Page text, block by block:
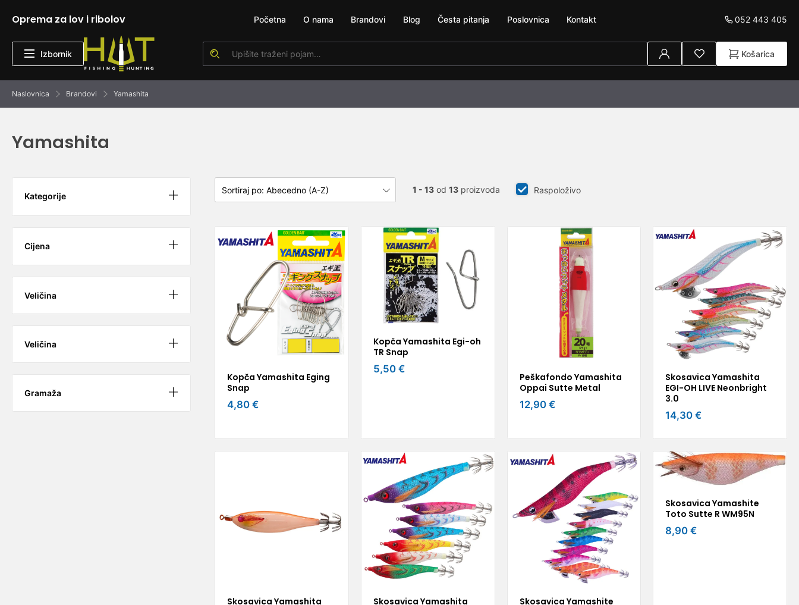
Oprema za lov i ribolov Početna O nama Brandovi Blog Česta pitanja Poslovnica Kontakt 052 443 405
Izbornik Košarica
Naslovnica Brandovi Yamashita
Yamashita
Kategorije
Cijena
Veličina
Veličina
Gramaža
1 - 13od 13proizvoda Raspoloživo
Kopča Yamashita Eging
Snap
4,80 €
Kopča Yamashita Egi-oh
TR Snap
5,50 €
Peškafondo Yamashita
Oppai Sutte Metal
12,90 €
Skosavica Yamashita
EGI-OH LIVE Neonbright
3.0
14,30 €
Skosavica Yamashita
Skosavica Yamashita
Skosavica Yamashite
Skosavica Yamashite
Toto Sutte R WM95N
8,90 €